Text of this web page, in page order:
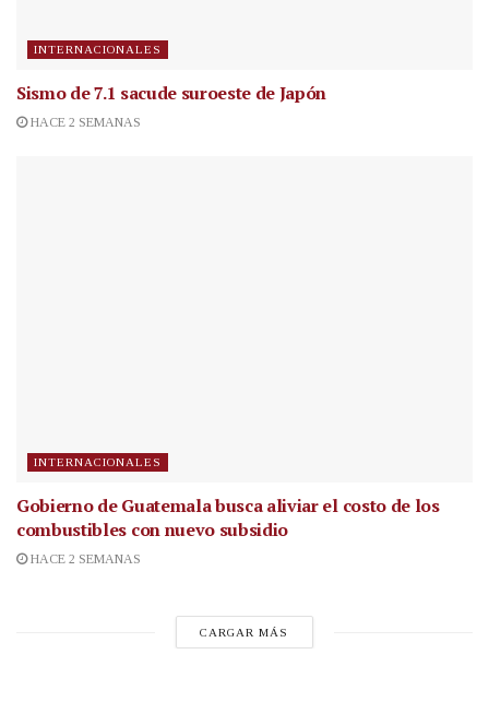
INTERNACIONALES
Sismo de 7.1 sacude suroeste de Japón
HACE 2 SEMANAS
INTERNACIONALES
Gobierno de Guatemala busca aliviar el costo de los
combustibles con nuevo subsidio
HACE 2 SEMANAS
CARGAR MÁS